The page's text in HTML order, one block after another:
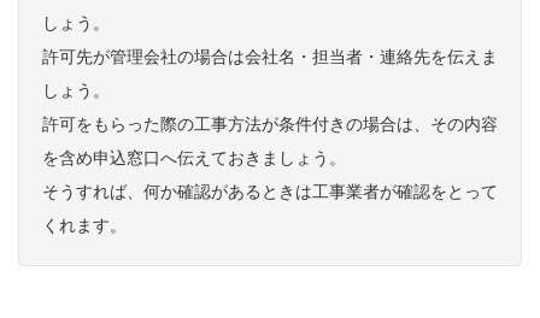
しょう。
許可先が管理会社の場合は会社名・担当者・連絡先を伝えま
しょう。
許可をもらった際の工事方法が条件付きの場合は、その内容
を含め申込窓口へ伝えておきましょう。
そうすれば、何か確認があるときは工事業者が確認をとって
くれます。